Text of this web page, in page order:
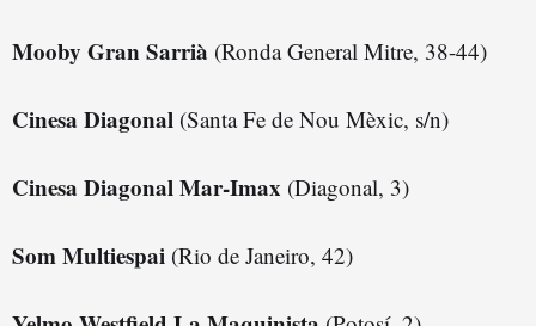
Mooby Gran Sarrià (Ronda General Mitre, 38-44)
Cinesa Diagonal (Santa Fe de Nou Mèxic, s/n)
Cinesa Diagonal Mar-Imax (Diagonal, 3)
Som Multiespai (Rio de Janeiro, 42)